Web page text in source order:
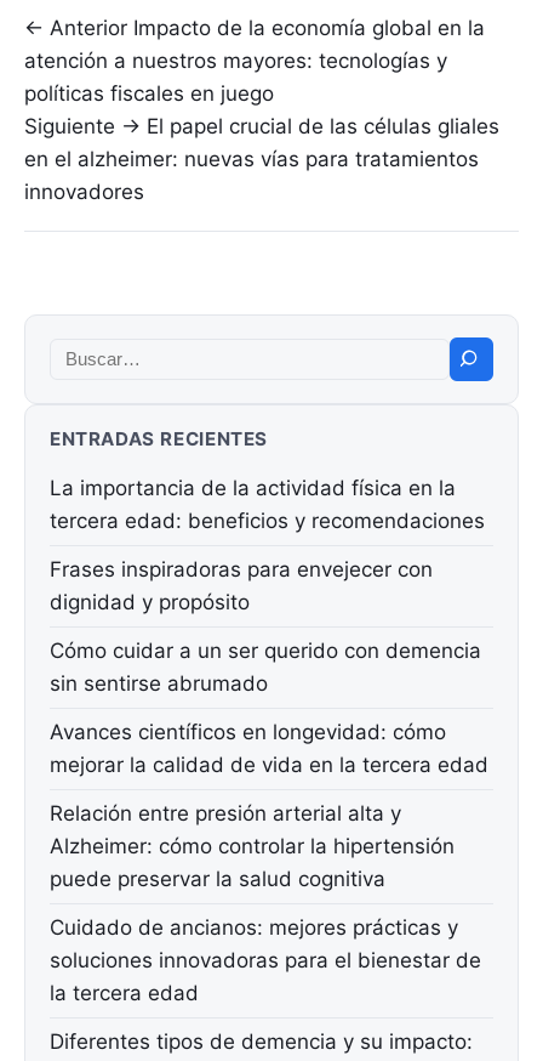
Navegación de entradas
← Anterior Impacto de la economía global en la
atención a nuestros mayores: tecnologías y
políticas fiscales en juego
Siguiente → El papel crucial de las células gliales
en el alzheimer: nuevas vías para tratamientos
innovadores
Buscar:
ENTRADAS RECIENTES
La importancia de la actividad física en la
tercera edad: beneficios y recomendaciones
Frases inspiradoras para envejecer con
dignidad y propósito
Cómo cuidar a un ser querido con demencia
sin sentirse abrumado
Avances científicos en longevidad: cómo
mejorar la calidad de vida en la tercera edad
Relación entre presión arterial alta y
Alzheimer: cómo controlar la hipertensión
puede preservar la salud cognitiva
Cuidado de ancianos: mejores prácticas y
soluciones innovadoras para el bienestar de
la tercera edad
Diferentes tipos de demencia y su impacto: